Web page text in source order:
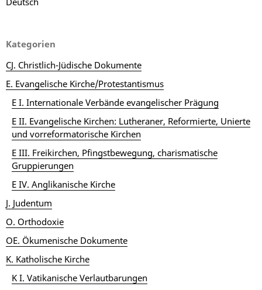
Kategorien
CJ. Christlich-Jüdische Dokumente
E. Evangelische Kirche/Protestantismus
E I. Internationale Verbände evangelischer Prägung
E II. Evangelische Kirchen: Lutheraner, Reformierte, Unierte
und vorreformatorische Kirchen
E III. Freikirchen, Pfingstbewegung, charismatische
Gruppierungen
E IV. Anglikanische Kirche
J. Judentum
O. Orthodoxie
OE. Ökumenische Dokumente
K. Katholische Kirche
K I. Vatikanische Verlautbarungen